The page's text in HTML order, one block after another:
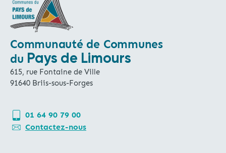
Communauté de Communes
du Pays de Limours
615, rue Fontaine de Ville
91640 Briis-sous-Forges
01 64 90 79 00
Contactez-nous